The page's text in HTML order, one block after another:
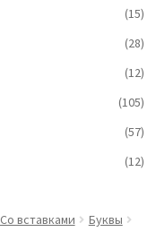
(15)
(28)
(12)
(105)
(57)
(12)
Со вставками
Буквы